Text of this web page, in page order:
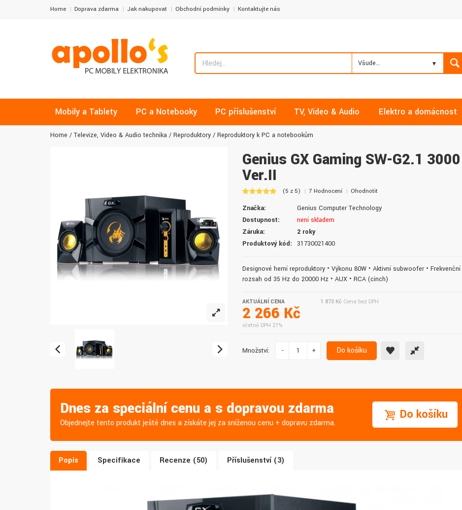
Home Doprava zdarma Jak nakupovat Obchodní podmínky Kontaktujte nás
Všude...
Mobily a Tablety PC a Notebooky PC příslušenství TV, Video & Audio Elektro a domácnost
Home Televize, Video & Audio technika Reproduktory Reproduktory k PC a notebookům
Genius GX Gaming SW-G2.1 3000
Ver.II
(5 z 5) 7 Hodnocení Ohodnotit
Značka:
Genius Computer Technology
Dostupnost:
není skladem
Záruka:
2 roky
Produktový kód:
31730021400
Designové herní reproduktory • Výkonu 80W • Aktivní subwoofer • Frekvenční
rozsah od 35 Hz do 20000 Hz • AUX • RCA (cinch)
AKTUÁLNÍ CENA
2 266 Kč
včetně DPH 21%
1 873 Kč Cena bez DPH
Množství: - + Do košíku
Dnes za speciální cenu a s dopravou zdarma
Objednejte tento produkt ještě dnes a získáte jej za sníženou cenu + dopravu zdarma.
Do košíku
Popis Specifikace Recenze (50) Příslušenství (3)
Milan, Mělník
vždy v pořádku. Vše skladem a za
normální ceny. Třešničkou na dortu je
doručení do druhého dne.
doručení. Díky dobrým zkušenostem